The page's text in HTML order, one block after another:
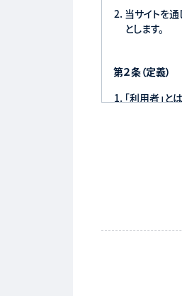
当サイトを
とします。
第２条（定義）
「利用者」と
「セミナー
「セミナー
「セミナー
「求人企業